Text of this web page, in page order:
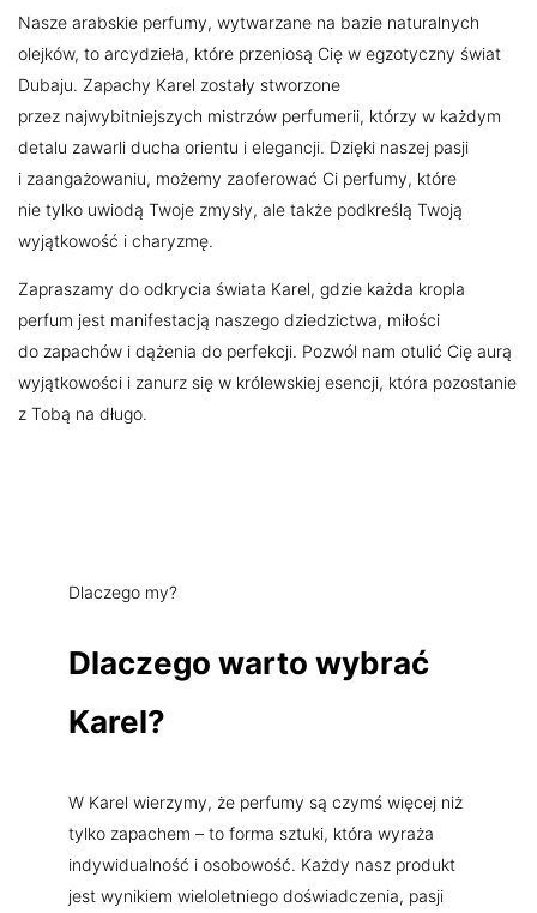
Nasze arabskie perfumy, wytwarzane na bazie naturalnych
olejków, to arcydzieła, które przeniosą Cię w egzotyczny świat
Dubaju. Zapachy Karel zostały stworzone
przez najwybitniejszych mistrzów perfumerii, którzy w każdym
detalu zawarli ducha orientu i elegancji. Dzięki naszej pasji
i zaangażowaniu, możemy zaoferować Ci perfumy, które
nie tylko uwiodą Twoje zmysły, ale także podkreślą Twoją
wyjątkowość i charyzmę.
Zapraszamy do odkrycia świata Karel, gdzie każda kropla
perfum jest manifestacją naszego dziedzictwa, miłości
do zapachów i dążenia do perfekcji. Pozwól nam otulić Cię aurą
wyjątkowości i zanurz się w królewskiej esencji, która pozostanie
z Tobą na długo.
Dlaczego my?
Dlaczego warto wybrać
Karel?
W Karel wierzymy, że perfumy są czymś więcej niż
tylko zapachem – to forma sztuki, która wyraża
indywidualność i osobowość. Każdy nasz produkt
jest wynikiem wieloletniego doświadczenia, pasji